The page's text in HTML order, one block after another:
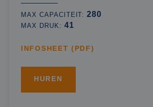
MAX CAPACITEIT:280
MAX DRUK: 41
INFOSHEET (PDF)
HUREN